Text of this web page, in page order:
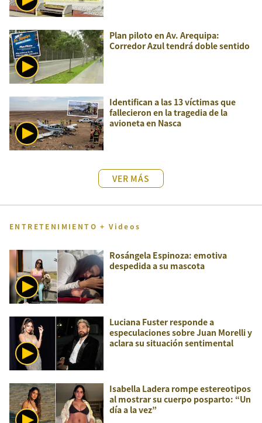
Plan piloto en Av. Arequipa:
Corredor Azul tendrá doble sentido
Identifican a las 13 víctimas que
fallecieron en la tragedia de la
avioneta en Nasca
VER MÁS
ENTRETENIMIENTO + Videos
Rosángela Espinoza: emotiva
despedida a su mascota
Luciana Fuster responde a
especulaciones sobre Juan Morelli y
aclara su situación sentimental
Isabella Ladera rompe estereotipos
al mostrar su cuerpo posparto: “Un
día a la vez”